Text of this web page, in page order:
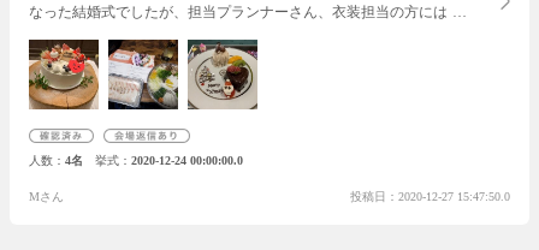
なった結婚式でしたが、担当プランナーさん、衣装担当の方には親
できました。挙式中も常に介添えスタッフが傍にいて下さり、安心
して式に臨むことができました。披露宴は新しくリニューアルした
APT8で行いました。式を挙げたのが12月ということもあり、テー
が飾られていたりととても素敵な空間で過ごすことができました。
オレンジをカービングして作った乾杯のカクテルはとても綺麗で美
は行わない予定でしたが、サプライズで可愛らしいケーキを用意し
人数 4名 挙式 2020-12-24 00:00:00.0
Mさん 投稿日：2020-12-27 15:47:50.0